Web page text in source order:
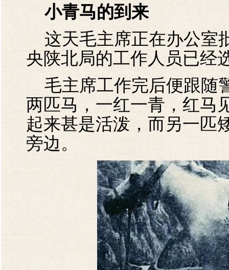
小青马的到来
这天毛主席正在办公室
央陕北局的工作人员已经
毛主席工作完后便跟随
两匹马，一红一青，红马
起来甚是活泼，而另一匹
旁边。